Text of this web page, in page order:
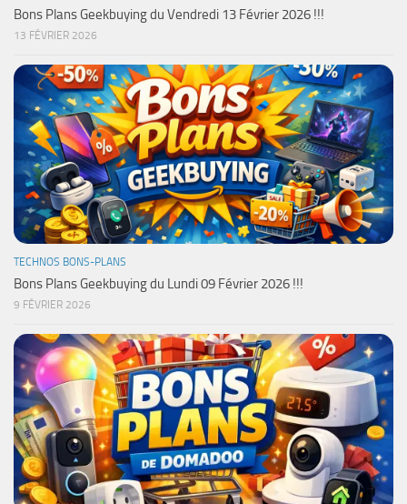
Bons Plans Geekbuying du Vendredi 13 Février 2026 !!!
13 FÉVRIER 2026
TECHNOS BONS-PLANS
Bons Plans Geekbuying du Lundi 09 Février 2026 !!!
9 FÉVRIER 2026